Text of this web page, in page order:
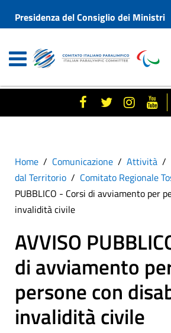
Presidenza del Consiglio dei Ministri
Home Comunicazione Attività
dal Territorio
Comitato Regionale
PUBBLICO - Corsi di avviamento per
invalidità civile
AVVISO
di avviamento
persone con
invalidità civile